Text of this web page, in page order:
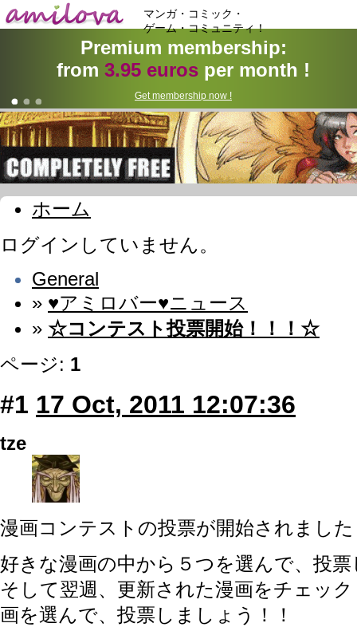
マンガ・コミック・
ゲーム・コミュニティ！
Premium membership:
from 3.95 euros per month !
Get membership now !
ホーム
ログインしていません。
General
» ♥アミロバー♥ニュース
» ☆コンテスト投票開始！！！☆
ページ: 1
#1 17 Oct, 2011 12:07:36
tze
漫画コンテストの投票が開始されまし
好きな漫画の中から５つを選んで、投
そして翌週、更新された漫画をチェッ
画を選んで、投票しましょう！！